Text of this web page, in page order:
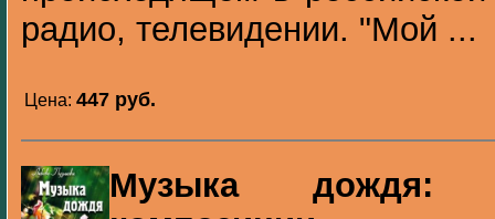
радио, телевидении. "Мой ...
Цена: 447 pуб.
Музыка дождя: